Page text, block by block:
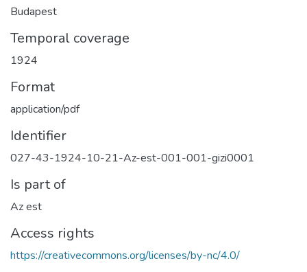
Budapest
Temporal coverage
1924
Format
application/pdf
Identifier
027-43-1924-10-21-Az-est-001-001-gizi0001
Is part of
Az est
Access rights
https://creativecommons.org/licenses/by-nc/4.0/